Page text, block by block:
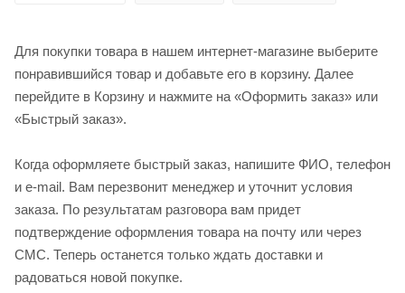
Для покупки товара в нашем интернет-магазине выберите
понравившийся товар и добавьте его в корзину. Далее
перейдите в Корзину и нажмите на «Оформить заказ» или
«Быстрый заказ».
Когда оформляете быстрый заказ, напишите ФИО, телефон
и e-mail. Вам перезвонит менеджер и уточнит условия
заказа. По результатам разговора вам придет
подтверждение оформления товара на почту или через
СМС. Теперь останется только ждать доставки и
радоваться новой покупке.